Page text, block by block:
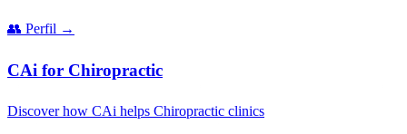
👥 Perfil →
CAi for Chiropractic
Discover how CAi helps Chiropractic clinics